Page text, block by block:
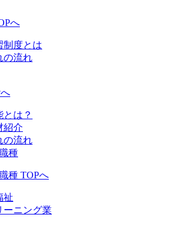
へ
制度とは
の流れ
とは？
紹介
の流れ
種
種 TOPへ
祉
ーニング業